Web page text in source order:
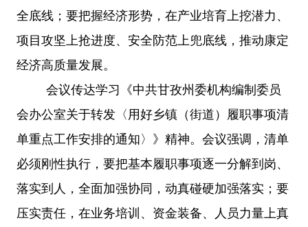
全底线；要把握经济形势，在产业培育上挖潜力、
项目攻坚上抢进度、安全防范上兜底线，推动康定
经济高质量发展。
会议传达学习《中共甘孜州委机构编制委员
会办公室关于转发〈用好乡镇（街道）履职事项清
单重点工作安排的通知〉》精神。会议强调，清单
必须刚性执行，要把基本履职事项逐一分解到岗、
落实到人，全面加强协同，动真碰硬加强落实；要
压实责任，在业务培训、资金装备、人员力量上真